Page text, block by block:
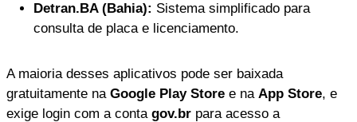
Detran.BA (Bahia): Sistema simplificado para
consulta de placa e licenciamento.
A maioria desses aplicativos pode ser baixada
gratuitamente na Google Play Store e na App Store, e
exige login com a conta gov.br para acesso a